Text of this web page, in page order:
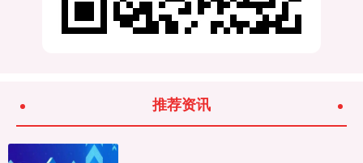
推荐资讯